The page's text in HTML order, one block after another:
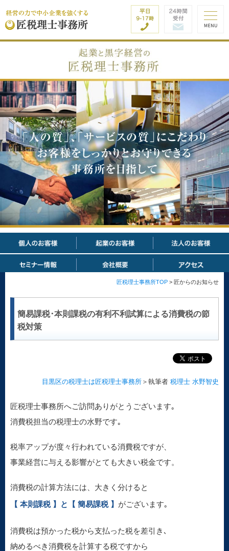
匠税理士事務所TOP > 匠からのお知らせ
簡易課税･本則課税の有利不利試算による消費税の節
税対策
目黒区の税理士は匠税理士事務所 ＞執筆者 税理士 水野智史
匠税理士事務所へご訪問ありがとうございます｡
消費税担当の税理士の水野です｡
税率アップが度々行われている消費税ですが、
事業経営に与える影響がとても大きい税金です。
消費税の計算方法には、大きく分けると
【 本則課税 】と【 簡易課税 】 がございます｡
消費税は預かった税から支払った税を差引き､
納めるべき消費税を計算する税ですから